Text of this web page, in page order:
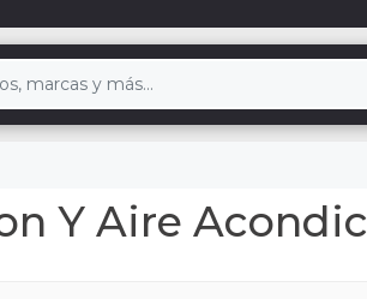
Y Aire